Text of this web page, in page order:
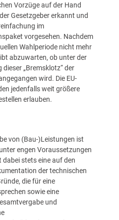
Vorzüge auf der Hand
Gesetzgeber erkannt und
im
vorgesehen. Nachdem
Wahlperiode nicht mehr
abzuwarten, ob unter der
„Bremsklotz“ der
wird. Die EU-
jedenfalls weit größere
erlauben.
von (Bau-)Leistungen ist
engen Voraussetzungen
stets eine auf den
der technischen
die für eine
sowie eine
und